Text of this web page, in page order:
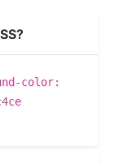
color: